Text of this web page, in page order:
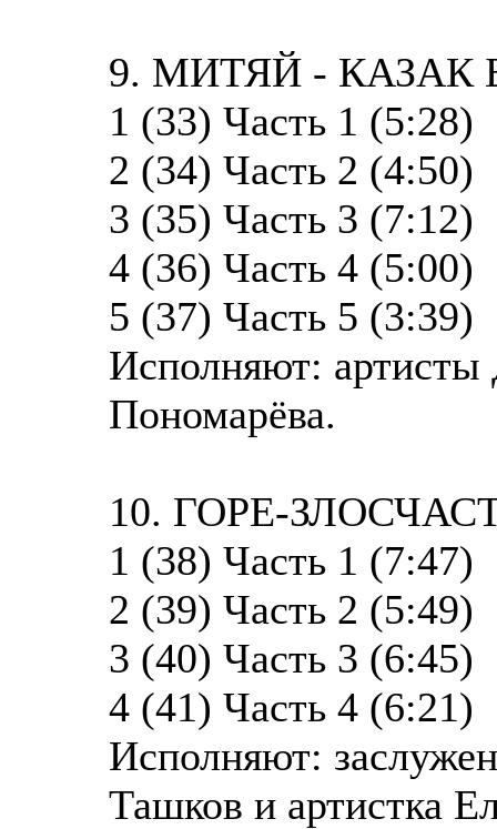
9. МИТЯЙ -
1 (33) Часть 1 (5:28)
2 (34) Часть 2 (4:50)
3 (35) Часть 3 (7:12)
4 (36) Часть 4 (5:00)
5 (37) Часть 5 (3:39)
Исполняют:
Пономарёва.
10. ГОРЕ-
1 (38) Часть 1 (7:47)
2 (39) Часть 2 (5:49)
3 (40) Часть 3 (6:45)
4 (41) Часть 4 (6:21)
Исполняют:
Ташков и артистка